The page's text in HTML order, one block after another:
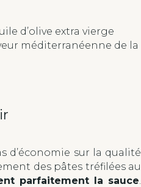
d’olive extra vierge
méditerranéenne de la
d’économie sur la qualité
des pâtes tréfilées au
parfaitement la sauce.